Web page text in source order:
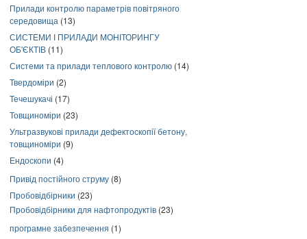
Прилади контролю параметрів повітряного
середовища (13)
СИСТЕМИ І ПРИЛАДИ МОНІТОРИНГУ
ОБ'ЄКТІВ (11)
Системи та прилади теплового контролю (14)
Твердоміри (2)
Течешукачі (17)
Товщиноміри (23)
Ультразвукові прилади дефектоскопії бетону,
товщиноміри (9)
Ендоскопи (4)
Привід постійного струму (8)
Пробовідбірники (23)
Пробовідбірники для нафтопродуктів (23)
програмне забезпечення (1)